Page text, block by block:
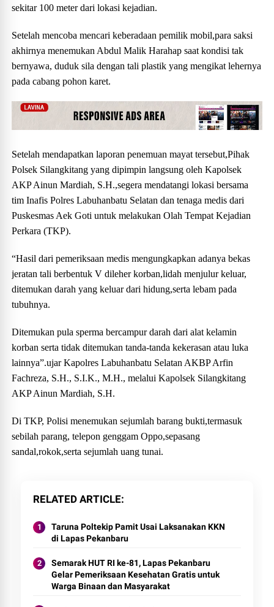
sekitar 100 meter dari lokasi kejadian.
Setelah mencoba mencari keberadaan pemilik mobil,para saksi
akhirnya menemukan Abdul Malik Harahap saat kondisi tak
bernyawa, duduk sila dengan tali plastik yang mengikat lehernya
pada cabang pohon karet.
Setelah mendapatkan laporan penemuan mayat tersebut,Pihak
Polsek Silangkitang yang dipimpin langsung oleh Kapolsek
AKP Ainun Mardiah, S.H.,segera mendatangi lokasi bersama
tim Inafis Polres Labuhanbatu Selatan dan tenaga medis dari
Puskesmas Aek Goti untuk melakukan Olah Tempat Kejadian
Perkara (TKP).
“Hasil dari pemeriksaan medis mengungkapkan adanya bekas
jeratan tali berbentuk V dileher korban,lidah menjulur keluar,
ditemukan darah yang keluar dari hidung,serta lebam pada
tubuhnya.
Ditemukan pula sperma bercampur darah dari alat kelamin
korban serta tidak ditemukan tanda-tanda kekerasan atau luka
lainnya”.ujar Kapolres Labuhanbatu Selatan AKBP Arfin
Fachreza, S.H., S.I.K., M.H., melalui Kapolsek Silangkitang
AKP Ainun Mardiah, S.H.
Di TKP, Polisi menemukan sejumlah barang bukti,termasuk
sebilah parang, telepon genggam Oppo,sepasang
sandal,rokok,serta sejumlah uang tunai.
RELATED ARTICLE
Taruna Poltekip Pamit Usai Laksanakan KKN
di Lapas Pekanbaru
Semarak HUT RI ke-81, Lapas Pekanbaru
Gelar Pemeriksaan Kesehatan Gratis untuk
Warga Binaan dan Masyarakat